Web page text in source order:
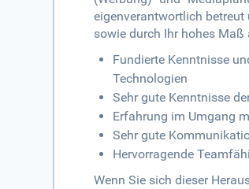
eigenverantwortlich
sowie durch Ihr hohes
Fundierte Kenntnisse
Technologien
Sehr gute Kenntnisse
Erfahrung im Umgang
Sehr gute
Hervorragende
Wenn Sie sich dieser